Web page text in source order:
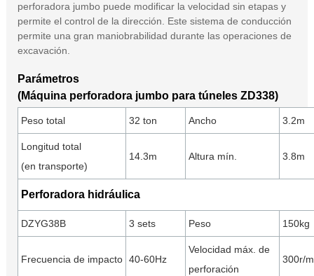
perforadora jumbo puede modificar la velocidad sin etapas y
permite el control de la dirección. Este sistema de conducción
permite una gran maniobrabilidad durante las operaciones de
excavación.
Parámetros
(Máquina perforadora jumbo para túneles ZD338)
Peso total 32 ton Ancho 3.2m
Longitud total
(en transporte)
14.3m Altura mín. 3.8m
Perforadora hidráulica
DZYG38B 3 sets Peso 150kg
Frecuencia de impacto 40-60Hz
Velocidad máx. de
perforación
300r/